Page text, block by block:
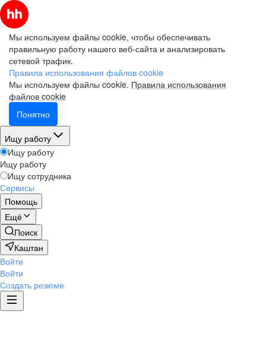
Мы используем файлы cookie, чтобы обеспечивать
правильную работу нашего веб-сайта и анализировать
сетевой трафик.
Правила использования файлов cookie
Мы используем файлы cookie. Правила использования
файлов cookie
Понятно
Ищу работу
Ищу работу
Ищу работу
Ищу сотрудника
Сервисы
Помощь
Ещё
Поиск
Каштан
Войти
Войти
Создать резюме